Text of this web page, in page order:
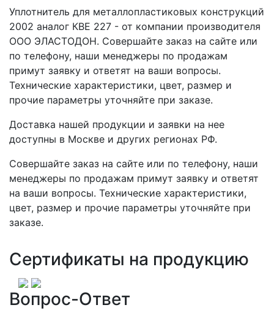
Уплотнитель для металлопластиковых конструкций
2002 аналог КВЕ 227 - от компании производителя
ООО ЭЛАСТОДОН. Совершайте заказ на сайте или
по телефону, наши менеджеры по продажам
примут заявку и ответят на ваши вопросы.
Технические характеристики, цвет, размер и
прочие параметры уточняйте при заказе.
Доставка нашей продукции и заявки на нее
доступны в Москве и других регионах РФ.
Совершайте заказ на сайте или по телефону, наши
менеджеры по продажам примут заявку и ответят
на ваши вопросы. Технические характеристики,
цвет, размер и прочие параметры уточняйте при
заказе.
Сертификаты на продукцию
Вопрос-Ответ